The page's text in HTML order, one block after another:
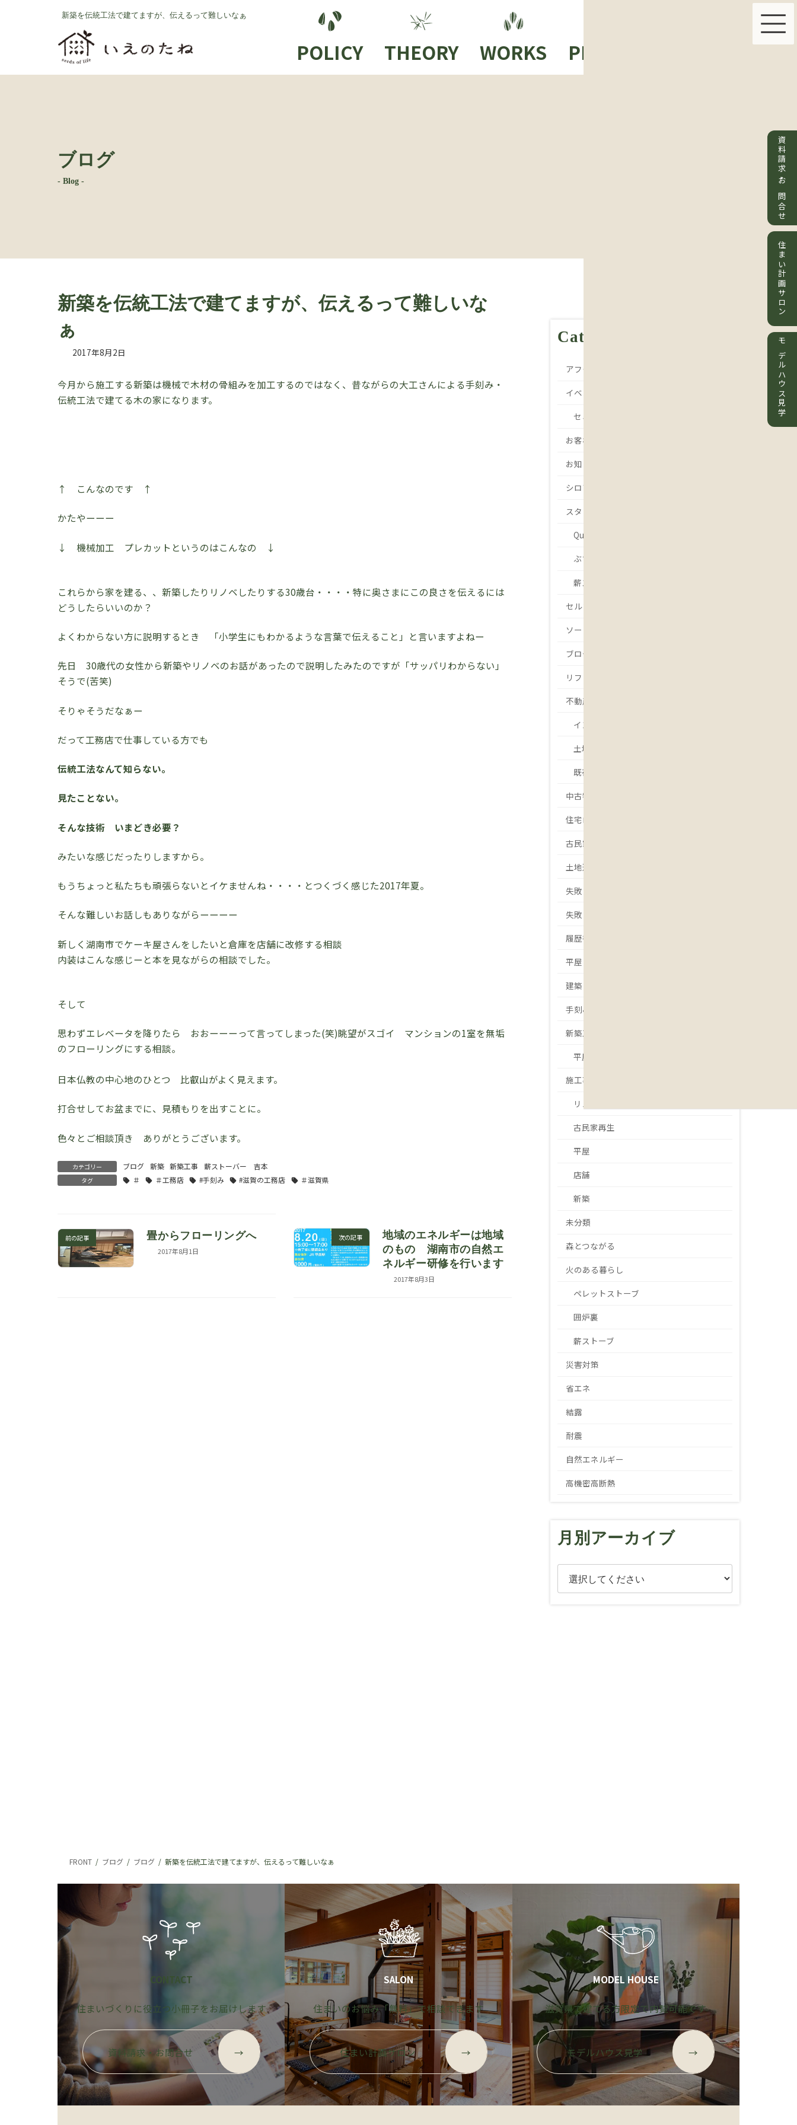
新築を伝統工法で建てますが、伝えるって難しいなぁ
POLICY THEORY WORKS PLAN & PRICE ABOUT
ブログ
- Blog -
新築を伝統工法で建てますが、伝えるって難しいな
ぁ
2017年8月2日
今月から施工する新築は機械で木材の骨組みを加工するのではなく、昔ながらの大工さんによる手刻み・
伝統工法で建てる木の家になります。
↑ こんなのです ↑
かたやーーー
↓ 機械加工 プレカットというのはこんなの ↓
これらから家を建る、、新築したりリノベしたりする30歳台・・・・特に奥さまにこの良さを伝えるには
どうしたらいいのか？
よくわからない方に説明するとき 「小学生にもわかるような言葉で伝えること」と言いますよねー
先日 30歳代の女性から新築やリノベのお話があったので説明したみたのですが「サッパリわからない」
そうで(苦笑)
そりゃそうだなぁー
だって工務店で仕事している方でも
伝統工法なんて知らない。
見たことない。
そんな技術 いまどき必要？
みたいな感じだったりしますから。
もうちょっと私たちも頑張らないとイケませんね・・・・とつくづく感じた2017年夏。
そんな難しいお話しもありながらーーーー
新しく湖南市でケーキ屋さんをしたいと倉庫を店舗に改修する相談
内装はこんな感じーと本を見ながらの相談でした。
そして
思わずエレベータを降りたら おおーーーって言ってしまった(笑)眺望がスゴイ マンションの1室を無垢
のフローリングにする相談。
日本仏教の中心地のひとつ 比叡山がよく見えます。
打合せしてお盆までに、見積もりを出すことに。
色々とご相談頂き ありがとうございます。
カテゴリー ブログ 新築 新築工事 薪ストーバー 吉本
タグ ＃ ＃工務店 #手刻み #滋賀の工務店 ＃滋賀県
前の記事 畳からフローリングへ
2017年8月1日
次の記事
地域のエネルギーは地域
のもの 湖南市の自然エ
ネルギー研修を行います
2017年8月3日
Category
アフターメンテナンス
イベント
セミナー
お客様の声
お知らせ
シロアリ
スタッフBlog
Que será será.
ぶちょーの・・・
薪ストーバー 吉本
セルフビルド
ソーラー発電
ブログ
リフォーム
不動産
インスペクション
土地
既存住宅状況調査
中古物件・中古住宅
住宅ローン
古民家
土地選び
失敗しない土地選び
失敗しない家づくり
履歴書
平屋
建築日誌
手刻みの家
新築工事
平屋
施工事例
リノベーション・リフォーム
古民家再生
平屋
店舗
新築
未分類
森とつながる
火のある暮らし
ペレットストーブ
囲炉裏
薪ストーブ
災害対策
省エネ
結露
耐震
自然エネルギー
高機密高断熱
月別アーカイブ
FRONT ブログ ブログ 新築を伝統工法で建てますが、伝えるって難しいなぁ
CONTACT
住まいづくりに役立つ小冊子をお届けします
資料請求・お問合せ →
グ
ル
ー
プ
リ
ン
SALON
住まいのお悩み「無料」で相談できます
住まい計画サロン →
グ
ル
ー
プ
リ
ン
MODEL HOUSE
滋賀県で建てる方限定で内覧可能です
モデルハウス見学 →
ル
ー
プ
リ
ン
資料請求・お問合せ
住まい計画サロン
モデルハウス見学